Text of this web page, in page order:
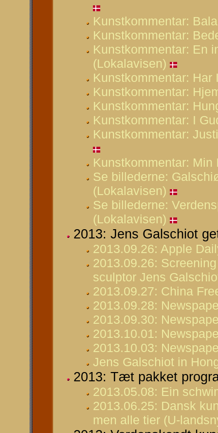
Kunstkommentar:
Kunstkommentar:
Kunstkommentar: En
(Lokalavisen)
Kunstkommentar:
Kunstkommentar:
Kunstkommentar:
Kunstkommentar: I
Kunstkommentar:
Kunstkommentar:
Se billederne:
(Lokalavisen)
Se billederne:
(Lokalavisen)
2013: Jens Galschiot
2013.09.26: Apple
2013.09.26:
sculptor Jens
2013.09.27: China
2013.09.28:
2013.09.30:
2013.10.01:
2013.10.03:
Jens Galschiot in
2013: Tæt pakket
2013.05.08: Ein
2013.06.25: Dansk
men alle tier (U-